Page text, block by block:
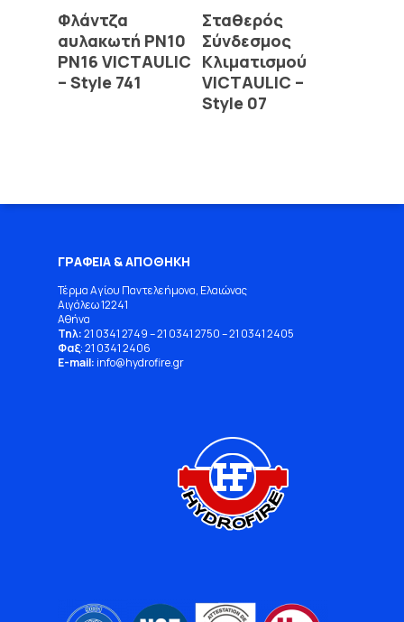
Read More
Φλάντζα
αυλακωτή PN10
PN16 VICTAULIC
– Style 741
Read More
Σταθερός
Σύνδεσμος
Κλιματισμού
VICTAULIC –
Style 07
ΓΡΑΦΕΙΑ & ΑΠΟΘΗΚΗ
Τέρμα Αγίου Παντελεήμονα, Ελαιώνας
Αιγάλεω 12241
Αθήνα
Τηλ:21 0341 2749–21 0341 2750–21 0341 2405
Φαξ: 21 0341 2406
E-mail: info@hydrofire.gr